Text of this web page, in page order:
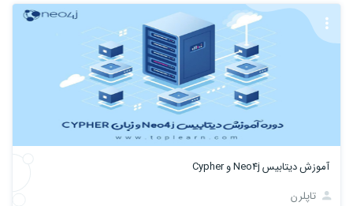
آموزش دیتابیس Neo4j و Cypher
تاپلرن